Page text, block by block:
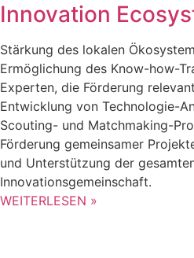
Innovation
Stärkung des lokalen
Ermöglichung des Know-how-
Experten, die Förderung
Entwicklung von Technologie-
Scouting- und Matchmaking-
Förderung gemeinsamer
und Unterstützung der
Innovationsgemeinschaft.
WEITERLESEN »